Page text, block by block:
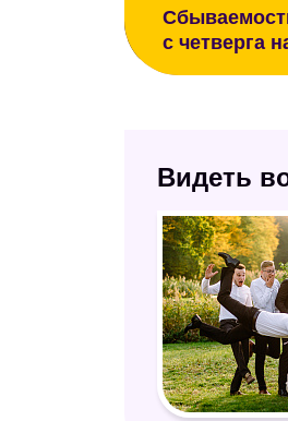
с четверга
Видеть